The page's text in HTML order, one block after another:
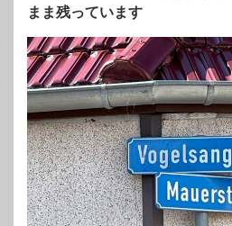
まま残っています